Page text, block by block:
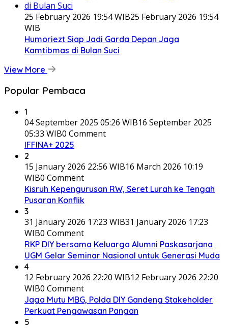
25 February 2026 19:54 WIB25 February 2026 19:54
WIB
Humoriezt Siap Jadi Garda Depan Jaga
Kamtibmas di Bulan Suci
View More
Popular Pembaca
1
04 September 2025 05:26 WIB16 September 2025
05:33 WIB0 Comment
IFFINA+ 2025
2
15 January 2026 22:56 WIB16 March 2026 10:19
WIB0 Comment
Kisruh Kepengurusan RW, Seret Lurah ke Tengah
Pusaran Konflik
3
31 January 2026 17:23 WIB31 January 2026 17:23
WIB0 Comment
RKP DIY bersama Keluarga Alumni Paskasarjana
UGM Gelar Seminar Nasional untuk Generasi Muda
4
12 February 2026 22:20 WIB12 February 2026 22:20
WIB0 Comment
Jaga Mutu MBG, Polda DIY Gandeng Stakeholder
Perkuat Pengawasan Pangan
5